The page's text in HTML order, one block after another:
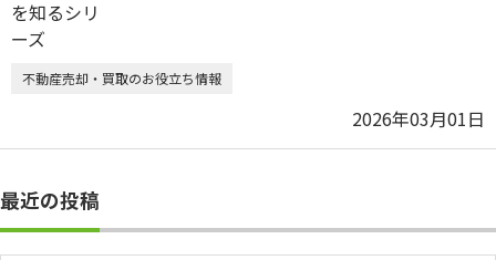
不動産売却・買取のお役立ち情報
2026年03月01日
最近の投稿